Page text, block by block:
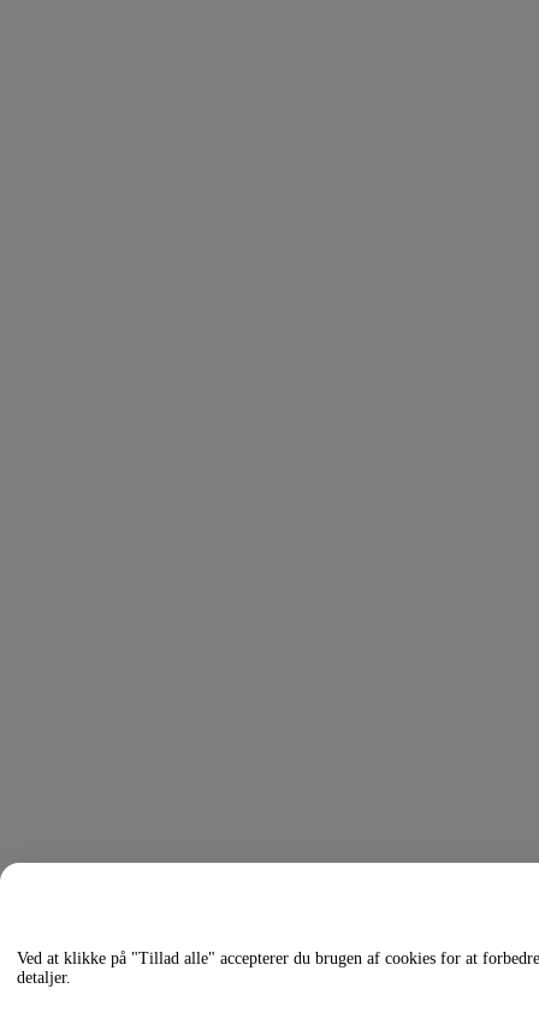
Ved at klikke på "Tillad alle" accepterer du brugen af cookies for at
detaljer.